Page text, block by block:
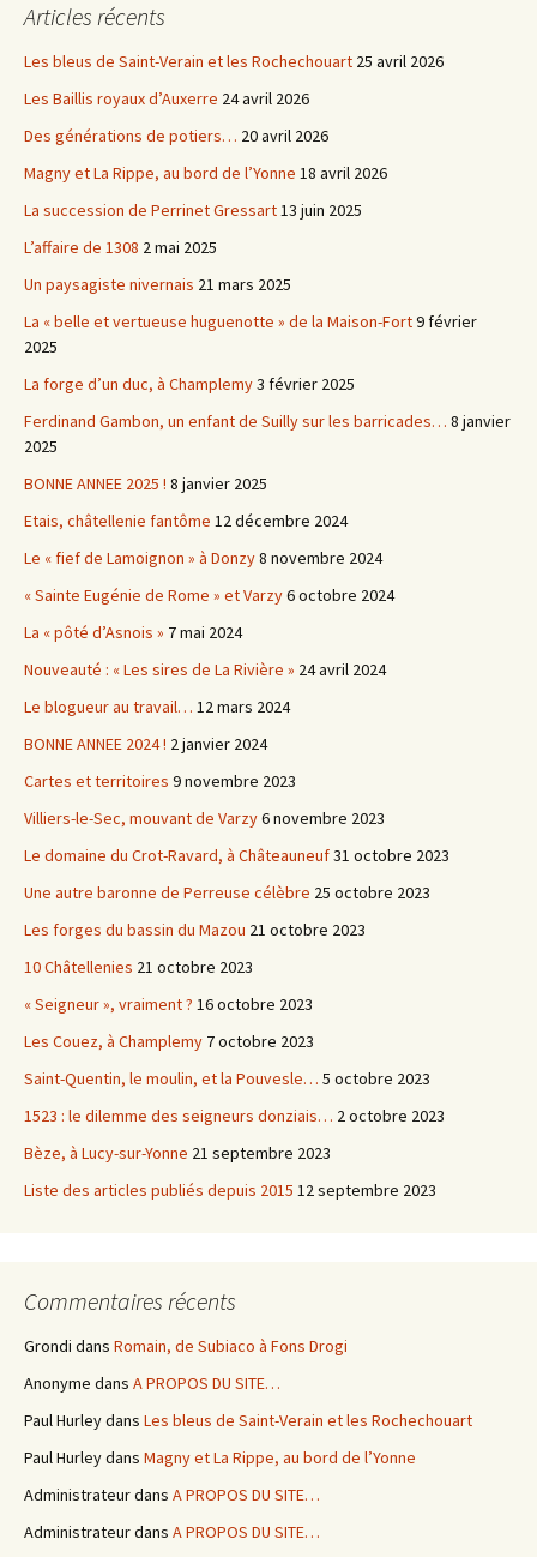
Articles récents
Les bleus de Saint-Verain et les Rochechouart 25 avril 2026
Les Baillis royaux d’Auxerre 24 avril 2026
Des générations de potiers… 20 avril 2026
Magny et La Rippe, au bord de l’Yonne 18 avril 2026
La succession de Perrinet Gressart13 juin 2025
L’affaire de 1308 2 mai 2025
Un paysagiste nivernais 21 mars 2025
La « belle et vertueuse huguenotte » de la Maison-Fort9 février
2025
La forge d’un duc, à Champlemy3 février 2025
Ferdinand Gambon, un enfant de Suilly sur les barricades… 8 janvier
2025
BONNE ANNEE 2025 ! 8 janvier 2025
Etais, châtellenie fantôme 12 décembre 2024
Le « fief de Lamoignon » à Donzy8 novembre 2024
« Sainte Eugénie de Rome » et Varzy6 octobre 2024
La « pôté d’Asnois » 7 mai 2024
Nouveauté : « Les sires de La Rivière » 24 avril 2024
Le blogueur au travail… 12 mars 2024
BONNE ANNEE 2024 ! 2 janvier 2024
Cartes et territoires 9 novembre 2023
Villiers-le-Sec, mouvant de Varzy6 novembre 2023
Le domaine du Crot-Ravard, à Châteauneuf31 octobre 2023
Une autre baronne de Perreuse célèbre 25 octobre 2023
Les forges du bassin du Mazou 21 octobre 2023
10 Châtellenies 21 octobre 2023
« Seigneur », vraiment ? 16 octobre 2023
Les Couez, à Champlemy 7 octobre 2023
Saint-Quentin, le moulin, et la Pouvesle… 5 octobre 2023
1523 : le dilemme des seigneurs donziais… 2 octobre 2023
Bèze, à Lucy-sur-Yonne 21 septembre 2023
Liste des articles publiés depuis 2015 12 septembre 2023
Commentaires récents
Grondi dans Romain, de Subiaco à Fons Drogi
Anonyme dans A PROPOS DU SITE…
Paul Hurleydans Les bleus de Saint-Verain et les Rochechouart
Paul Hurleydans Magny et La Rippe, au bord de l’Yonne
Administrateurdans A PROPOS DU SITE…
Administrateurdans A PROPOS DU SITE…